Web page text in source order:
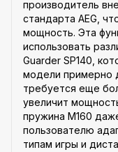
производитель
стандарта AEG,
мощность. Эта
использовать
Guarder SP140,
модели примерно
требуется еще
увеличит
пружина M160
пользователю
типам игры и